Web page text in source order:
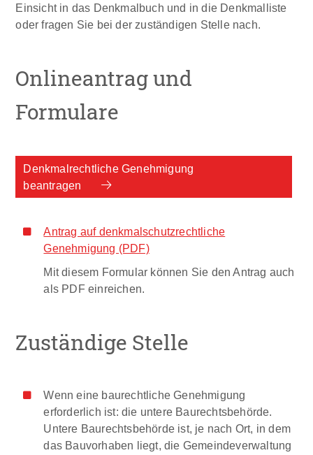
Einsicht in das Denkmalbuch und in die Denkmalliste
oder fragen Sie bei der zuständigen Stelle nach.
Onlineantrag und
Formulare
Denkmalrechtliche Genehmigung
beantragen
Antrag auf denkmalschutzrechtliche
Genehmigung (PDF)
Mit diesem Formular können Sie den Antrag auch
als PDF einreichen.
Zuständige Stelle
Wenn eine baurechtliche Genehmigung
erforderlich ist: die untere Baurechtsbehörde.
Untere Baurechtsbehörde ist, je nach Ort, in dem
das Bauvorhaben liegt, die Gemeindeverwaltung